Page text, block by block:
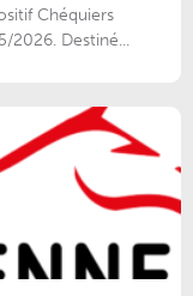
Chéquiers
2026. Destiné...